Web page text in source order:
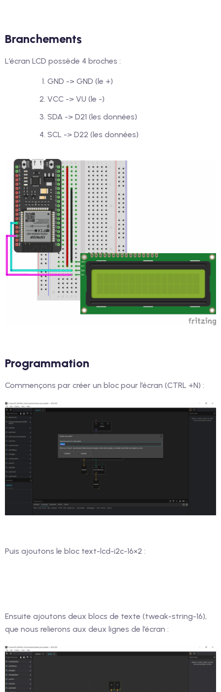
Branchements
L’écran LCD possède 4 broches :
GND -> GND (le +)
VCC -> VU (le -)
SDA -> D21 (les données)
SCL -> D22 (les données)
Programmation
Commençons par créer un bloc pour l’écran (CTRL +N) :
Puis ajoutons le bloc text-lcd-i2c-16×2 :
Ensuite ajoutons deux blocs de texte (tweak-string-16),
que nous relierons aux deux lignes de l’écran :